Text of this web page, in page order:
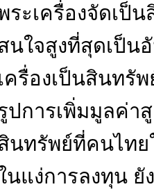
ระเครื่องจัดเป็
นใจสูงที่สุดเป็น
ครื่องเป็นสินทรั
ปการเพิ่มมูลค่า
นทรัพย์ที่คนไทย
นแง่การลงทุน ยั